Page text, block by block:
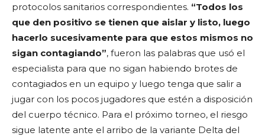
protocolos sanitarios correspondientes. “Todos los
que den positivo se tienen que aislar y listo, luego
hacerlo sucesivamente para que estos mismos no
sigan contagiando”, fueron las palabras que usó el
especialista para que no sigan habiendo brotes de
contagiados en un equipo y luego tenga que salir a
jugar con los pocos jugadores que estén a disposición
del cuerpo técnico. Para el próximo torneo, el riesgo
sigue latente ante el arribo de la variante Delta del